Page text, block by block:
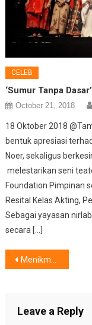
CELEB
‘Sumur Tanpa
October 21, 2018
18 Oktober 2018
bentuk apresiasi
Noer, sekaligus
melestarikan seni
Foundation Pimpinan
Resital Kelas Akting,
Sebagai yayasan
secara […]
Post
Menikmati Suasana, Mencicipi Kuliner di Sisterfields Café Jakarta
Leave a Reply